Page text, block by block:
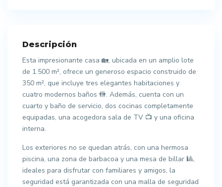
Descripción
Esta impresionante casa 🏡, ubicada en un amplio lote
de 1.500 m², ofrece un generoso espacio construido de
350 m², que incluye tres elegantes habitaciones y
cuatro modernos baños 🚻. Además, cuenta con un
cuarto y baño de servicio, dos cocinas completamente
equipadas, una acogedora sala de TV 📺 y una oficina
interna.
Los exteriores no se quedan atrás, con una hermosa
piscina, una zona de barbacoa y una mesa de billar 🎱,
ideales para disfrutar con familiares y amigos, la
seguridad está garantizada con una malla de seguridad